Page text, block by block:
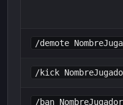
/demote
/kick
/ban